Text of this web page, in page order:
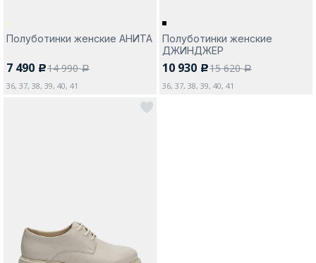
Полуботинки женские АНИТА
7 490 c14 990a
36, 37, 38, 39, 40, 41
Полуботинки женские
ДЖИНДЖЕР
10 930 c15 620a
36, 37, 38, 39, 40, 41